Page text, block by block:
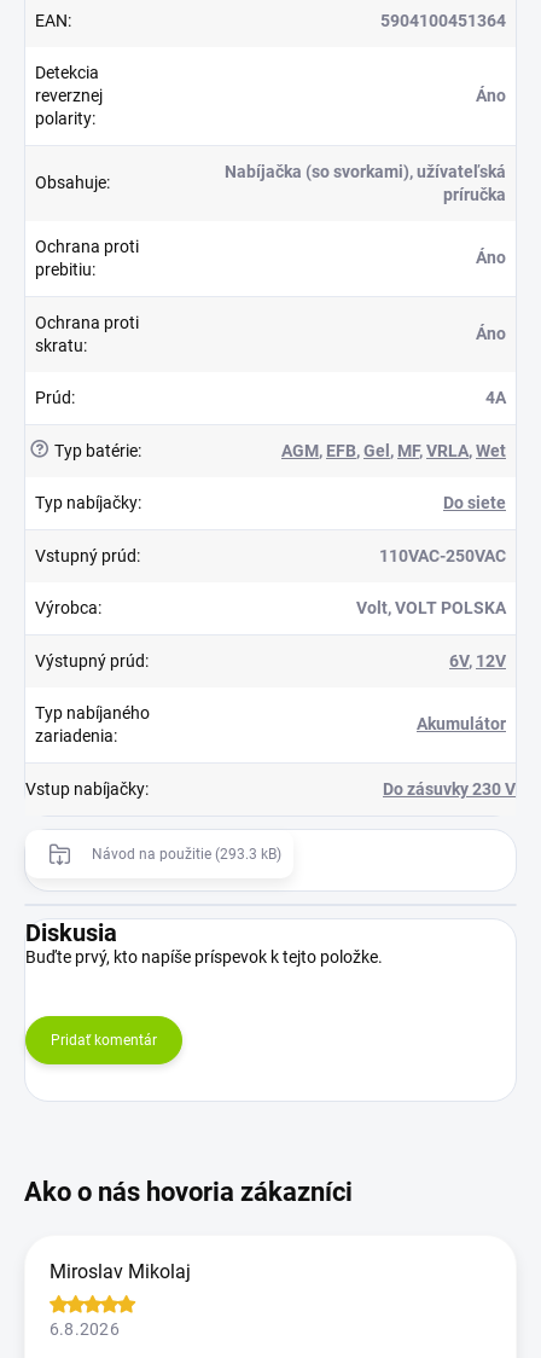
EAN: 5904100451364
Detekcia
reverznej
polarity:
Áno
Obsahuje:
Nabíjačka (so svorkami), užívateľská
príručka
Ochrana proti
prebitiu:
Áno
Ochrana proti
skratu:
Áno
Prúd: 4A
? Typ batérie: AGM, EFB,Gel , MF,VRLA,Wet
Typ nabíjačky: Do siete
Vstupný prúd: 110VAC-250VAC
Výrobca: Volt, VOLT POLSKA
Výstupný prúd: 6V, 12V
Typ nabíjaného
zariadenia:
Akumulátor
Vstup nabíjačky: Do zásuvky 230 V
Návod na použitie (293.3 kB)
Diskusia
Buďte prvý, kto napíše príspevok k tejto položke.
Pridať komentár
Miroslav Mikolaj
6.8.2026